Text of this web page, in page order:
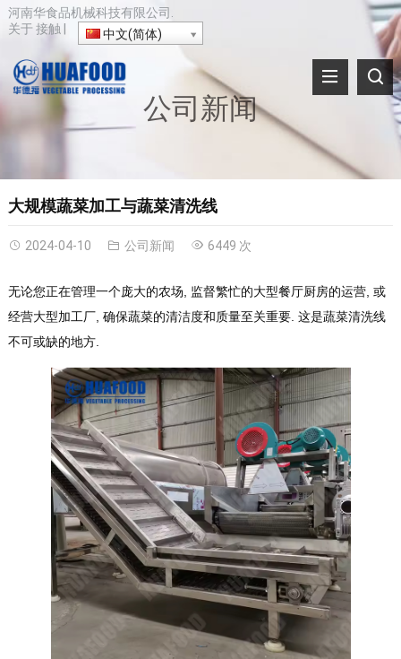
河南华食品机械科技有限公司.
关于 接触 中文(简体)
公司新闻
大规模蔬菜加工与蔬菜清洗线
2024-04-10 公司新闻 6449 次
无论您正在管理一个庞大的农场, 监督繁忙的大型餐厅厨房的运营, 或
经营大型加工厂, 确保蔬菜的清洁度和质量至关重要. 这是蔬菜清洗线
不可或缺的地方.